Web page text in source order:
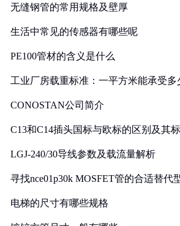
无缝钢管的常用规格及壁厚
生活中常见的传感器有哪些呢
PE100管材的含义是什么
工业厂房载重标准：一平方米能承受多
CONOSTAN公司简介
C13和C14插头国标与欧标的区别及其
LGJ-240/30导线参数及载流量解析
寻找nce01p30k MOSFET管的合适替代
电梯的尺寸有哪些规格